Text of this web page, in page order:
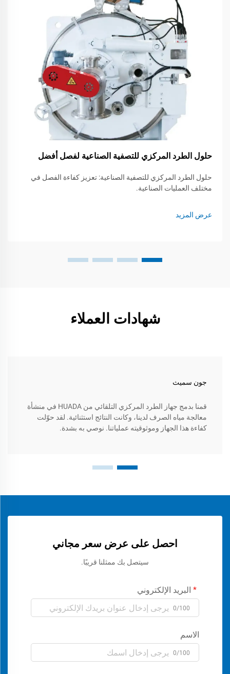
حلول الطرد المركزي للتصفية الصناعية لفصل أفضل
حلول الطرد المركزي للتصفية الصناعية: تعزيز كفاءة الفصل في
مختلف العمليات الصناعية.
عرض المزيد
شهادات العملاء
جون سميث
قمنا بدمج جهاز الطرد المركزي التلقائي من HUADA في منشأة
معالجة مياه الصرف لدينا، وكانت النتائج استثنائية. لقد حوّلت
كفاءة هذا الجهاز وموثوقيته عملياتنا. نوصي به بشدة.
احصل على عرض سعر مجاني
سيتصل بك ممثلنا قريبًا.
البريد الإلكتروني
0/100
الاسم
0/100